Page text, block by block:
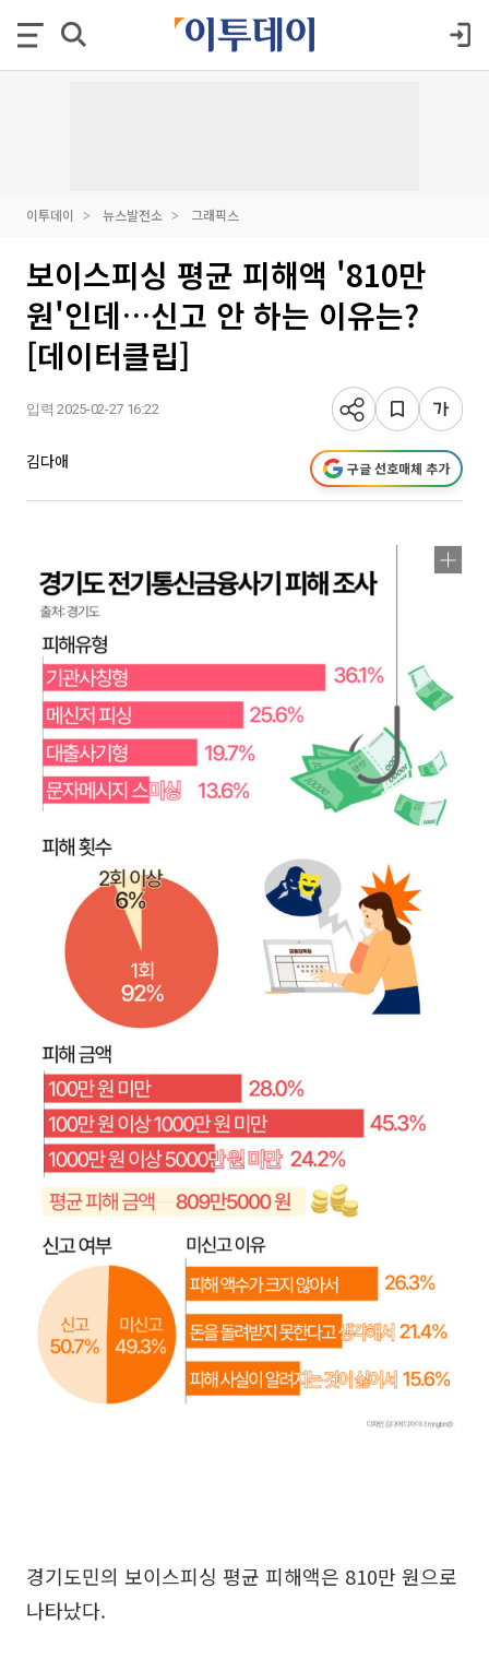
이투데이 뉴스발전소 그래픽스
보이스피싱 평균 피해액 '810만
원'인데…신고 안 하는 이유는?
[데이터클립]
입력 2025-02-27 16:22
김다애 구글 선호매체 추가
경기도민의 보이스피싱 평균 피해액은 810만 원으로
나타났다.